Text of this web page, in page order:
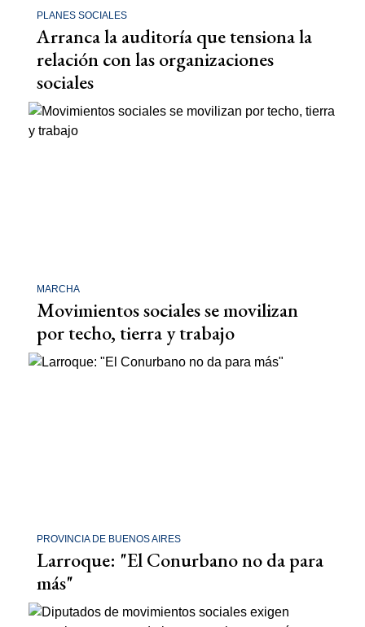
PLANES SOCIALES
Arranca la auditoría que tensiona la
relación con las organizaciones
sociales
MARCHA
Movimientos sociales se movilizan
por techo, tierra y trabajo
PROVINCIA DE BUENOS AIRES
Larroque: "El Conurbano no da para
más"